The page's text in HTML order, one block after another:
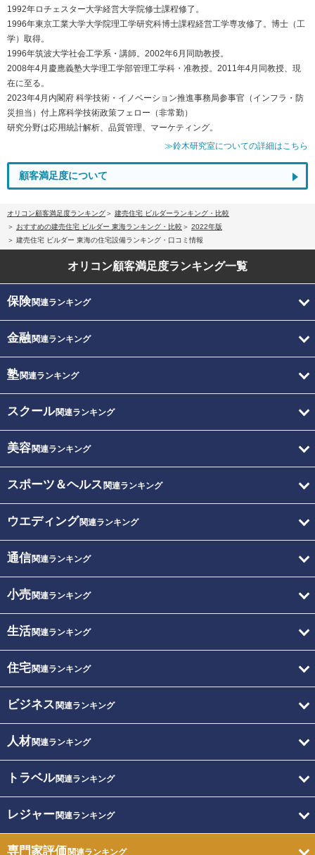
1992年ロチェスター大学経営大学院修士課程修了。
1996年東京工業大学大学院理工学研究科博士課程経営工学専攻修了。博士（工
学）取得。
1996年筑波大学社会工学系・講師。2002年6月同助教授。
2008年4月慶應義塾大学理工学部管理工学科・准教授。2011年4月同教授、現
在に至る。
2023年4月内閣府 科学技術・イノベーション推進事務局参事官（インフラ・防
災担当）付上席科学技術政策フェロー（非常勤）
研究分野は応用統計解析、品質管理、マーケティング。
≫鈴木研究室についての詳細はこちら
顧客満足度について
オリコン顧客満足度ランキング
建売住宅 ビルダーランキング・比較
おすすめの建売住宅 ビルダー 東海ランキング・比較
2022年版
建売住宅 ビルダー 東海の住宅設備ランキング・口コミ情報
オリコン顧客満足度ランキング一覧
保険関連ランキング
金融関連ランキング
塾関連ランキング
スクール関連ランキング
美容関連ランキング
スポーツ＆ヘルス 関連ランキング
ウエディング関連ランキング
通信関連ランキング
小売関連ランキング
生活関連ランキング
住宅関連ランキング
ビジネス 関連ランキング
人材関連ランキング
トラベル関連ランキング
レジャー関連ランキング
専門家評価関連ランキング